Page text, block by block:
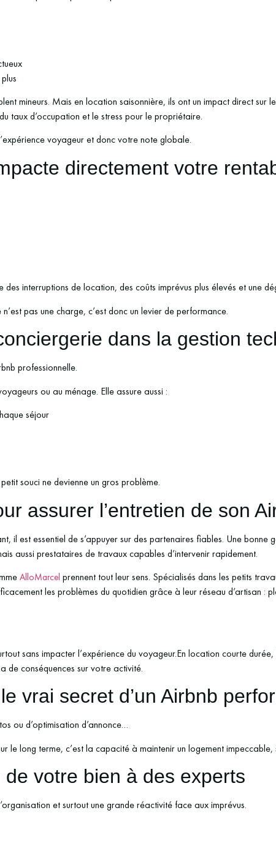
mineurs. Mais en location saisonnière, ils ont un impact direct sur
taux d’occupation et le stress pour le propriétaire.
voyageur et donc votre note globale.
directement votre
des interruptions de location, des coûts imprévus plus élevés et une
pas une charge, c’est donc un levier de performance.
dans la gestion
professionnelle.
ou au ménage. Elle assure aussi :
séjour
souci ne devienne un gros problème.
assurer l’entretien de son
il est essentiel de s’appuyer sur des partenaires fiables. Une bonne
aussi prestataires de travaux capables d’intervenir rapidement.
AlloMarcel prennent tout leur sens. Spécialisés dans les petits
les problèmes du quotidien grâce à leur réseau d’artisan :
sans impacter l’expérience du voyageur.En location courte
de conséquences sur votre activité.
vrai secret d’un Airbnb
ou d’optimisation d’annonce…
le long terme, c’est la capacité à maintenir un logement impeccable,
votre bien à des experts
et surtout une grande réactivité face aux imprévus.